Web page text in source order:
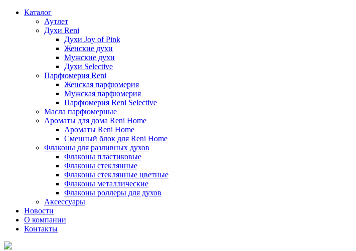
Каталог
Аутлет
Духи Reni
Духи Joy of Pink
Женские духи
Мужские духи
Духи Selective
Парфюмерия Reni
Женская парфюмерия
Мужская парфюмерия
Парфюмерия Reni Selective
Масла парфюмерные
Ароматы для дома Reni Home
Ароматы Reni Home
Сменный блок для Reni Home
Флаконы для разливных духов
Флаконы пластиковые
Флаконы стеклянные
Флаконы стеклянные цветные
Флаконы металлические
Флаконы роллеры для духов
Аксессуары
Новости
О компании
Контакты